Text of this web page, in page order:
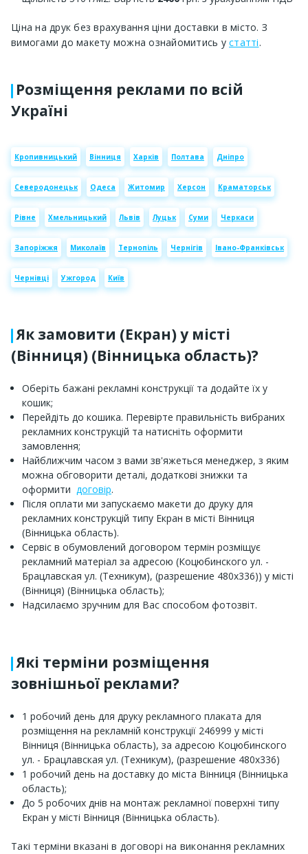
Ціна на друк без врахування ціни доставки в місто. З
вимогами до макету можна ознайомитись у статті.
Розміщення реклами по всій
Україні
Кропивницький Вінниця Харків Полтава Дніпро
Северодонецьк Одеса Житомир Херсон Краматорськ
Рівне Хмельницький Львів Луцьк Суми Черкаси
Запоріжжя Миколаїв Тернопіль Чернігів Івано-Франківськ
Чернівці Ужгород Київ
Як замовити (Екран) у місті
(Вінниця) (Вінницька область)?
Оберіть бажані рекламні конструкції та додайте їх у
кошик;
Перейдіть до кошика. Перевірте правильність вибраних
рекламних конструкцій та натисніть оформити
замовлення;
Найближчим часом з вами зв'яжеться менеджер, з яким
можна обговорити деталі, додаткові знижки та
оформити договір.
Після оплати ми запускаємо макети до друку для
рекламних конструкцій типу Екран в місті Вінниця
(Вінницька область).
Сервіс в обумовлений договором термін розміщує
рекламний матеріал за адресою (Коцюбинского ул. -
Брацлавская ул. (Техникум), (разрешение 480х336)) у місті
(Вінниця) (Вінницька область);
Надсилаємо зручним для Вас способом фотозвіт.
Які терміни розміщення
зовнішньої реклами?
1 робочий день для друку рекламного плаката для
розміщення на рекламній конструкції 246999 у місті
Вінниця (Вінницька область), за адресою Коцюбинского
ул. - Брацлавская ул. (Техникум), (разрешение 480х336)
1 робочий день на доставку до міста Вінниця (Вінницька
область);
До 5 робочих днів на монтаж рекламної поверхні типу
Екран у місті Вінниця (Вінницька область).
Такі терміни вказані в договорі на виконання рекламних